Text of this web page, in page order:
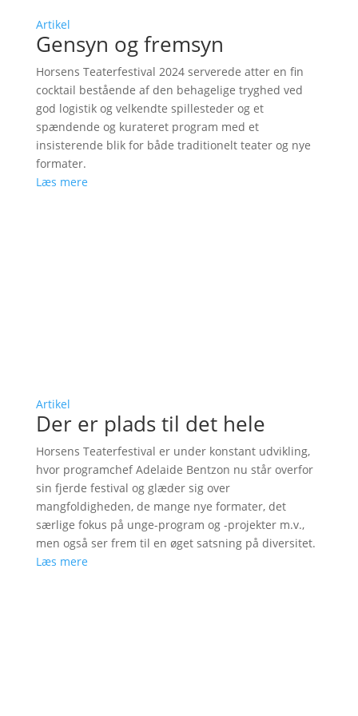
Artikel
Gensyn og fremsyn
Horsens Teaterfestival 2024 serverede atter en fin
cocktail bestående af den behagelige tryghed ved
god logistik og velkendte spillesteder og et
spændende og kurateret program med et
insisterende blik for både traditionelt teater og nye
formater.
Læs mere
Artikel
Der er plads til det hele
Horsens Teaterfestival er under konstant udvikling,
hvor programchef Adelaide Bentzon nu står overfor
sin fjerde festival og glæder sig over
mangfoldigheden, de mange nye formater, det
særlige fokus på unge-program og -projekter m.v.,
men også ser frem til en øget satsning på diversitet.
Læs mere